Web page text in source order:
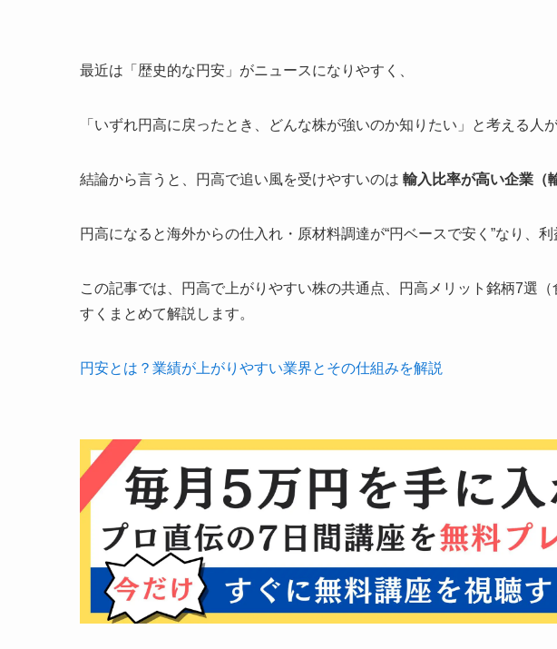
最近は「歴史的な円安」がニュースになりやすく、
「いずれ円高に戻ったとき、どんな株が強いのか知りたい」と考える人
結論から言うと、円高で追い風を受けやすいのは 輸入比率が高い企業（
円高になると海外からの仕入れ・原材料調達が“円ベースで安く”なり、
この記事では、円高で上がりやすい株の共通点、円高メリット銘柄7選
すくまとめて解説します。
円安とは？業績が上がりやすい業界とその仕組みを解説